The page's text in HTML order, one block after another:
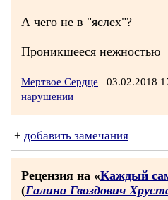
А чего не в "яслех"?
Проникшееся нежностью
Мертвое Сердце 03.02.2018
нарушении
+ добавить замечания
Рецензия на «Каждый
(Галина Гвоздович